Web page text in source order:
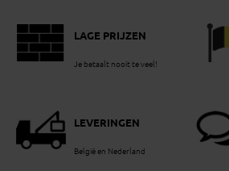
LAGE PRIJZEN
Je betaalt nooit te veel!
LEVERINGEN
België en Nederland